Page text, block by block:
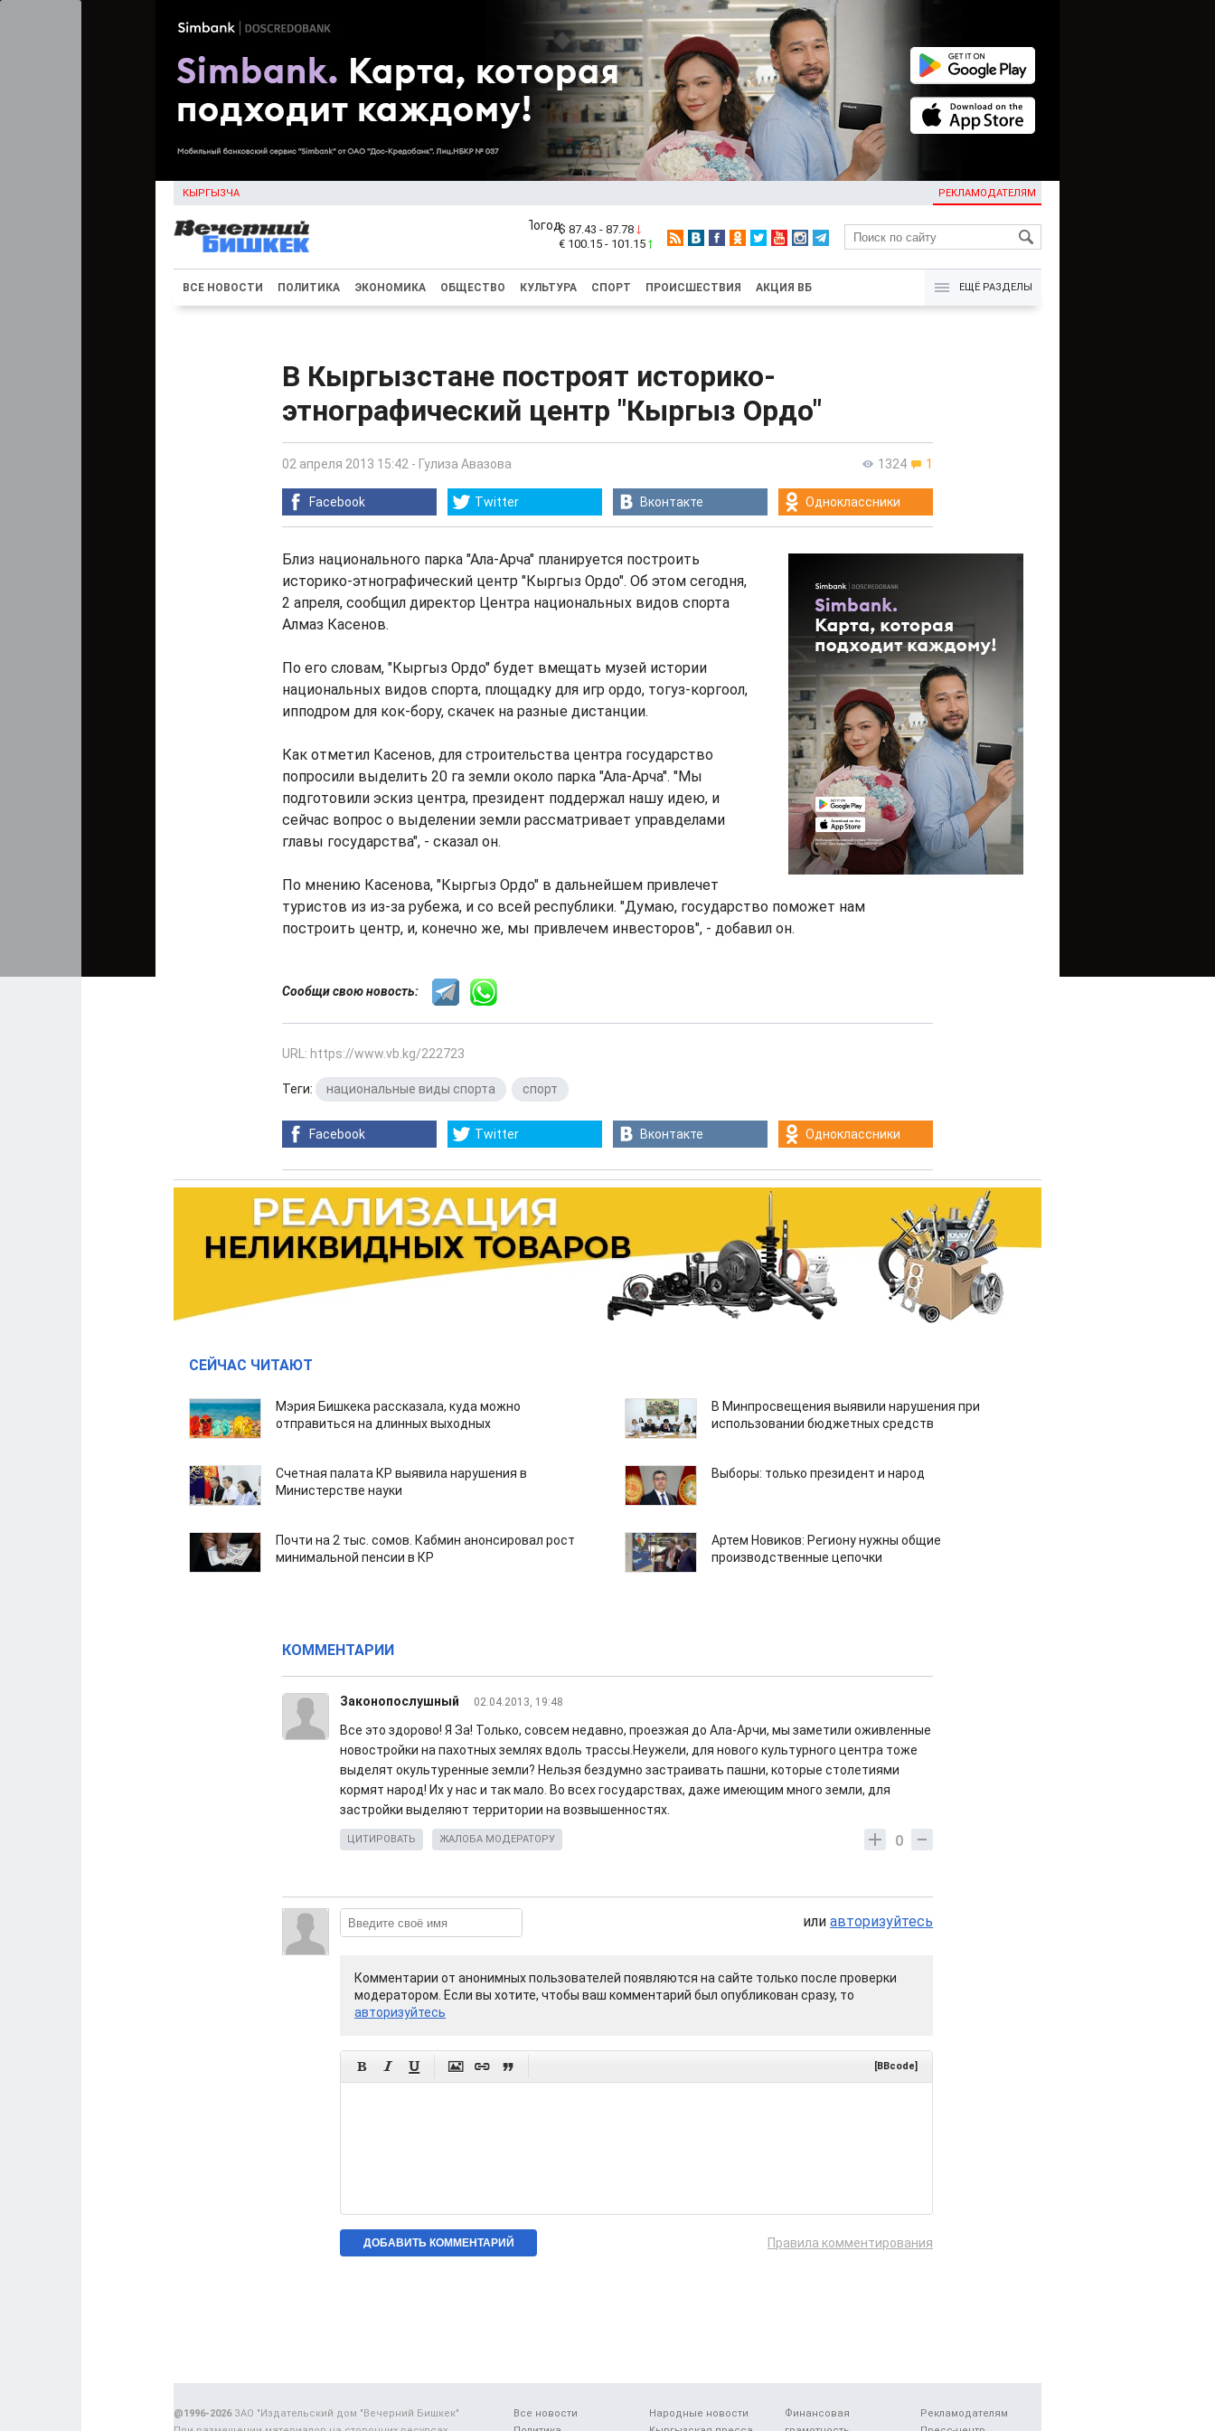
КЫРГЫЗЧА РЕКЛАМОДАТЕЛЯМ
KG
$ 87.43 - 87.78
€ 100.15 - 101.15
ВСЕ НОВОСТИ ПОЛИТИКА ЭКОНОМИКА ОБЩЕСТВО КУЛЬТУРА СПОРТ ПРОИСШЕСТВИЯ АКЦИЯ ВБ ЕЩЁ РАЗДЕЛЫ
В Кыргызстане построят историко-
этнографический центр "Кыргыз Ордо"
1324 1
02 апреля 2013 15:42 - Гулиза Авазова
Facebook Twitter Вконтакте Одноклассники
Близ национального парка "Ала-Арча" планируется построить
историко-этнографический центр "Кыргыз Ордо". Об этом сегодня,
2 апреля, сообщил директор Центра национальных видов спорта
Алмаз Касенов.
По его словам, "Кыргыз Ордо" будет вмещать музей истории
национальных видов спорта, площадку для игр ордо, тогуз-коргоол,
ипподром для кок-бору, скачек на разные дистанции.
Как отметил Касенов, для строительства центра государство
попросили выделить 20 га земли около парка "Ала-Арча". "Мы
подготовили эскиз центра, президент поддержал нашу идею, и
сейчас вопрос о выделении земли рассматривает управделами
главы государства", - сказал он.
По мнению Касенова, "Кыргыз Ордо" в дальнейшем привлечет
туристов из из-за рубежа, и со всей республики. "Думаю, государство поможет нам
построить центр, и, конечно же, мы привлечем инвесторов", - добавил он.
Сообщи свою новость:
URL: https://www.vb.kg/222723
Теги: национальные виды спорта спорт
Facebook Twitter Вконтакте Одноклассники
СЕЙЧАС ЧИТАЮТ
Мэрия Бишкека рассказала, куда можно
отправиться на длинных выходных
В Минпросвещения выявили нарушения при
использовании бюджетных средств
Счетная палата КР выявила нарушения в
Министерстве науки
Выборы: только президент и народ
Почти на 2 тыс. сомов. Кабмин анонсировал рост
минимальной пенсии в КР
Артем Новиков: Региону нужны общие
производственные цепочки
КОММЕНТАРИИ
Законопослушный 02.04.2013, 19:48
Все это здорово! Я За! Только, совсем недавно, проезжая до Ала-Арчи, мы заметили оживленные
новостройки на пахотных землях вдоль трассы.Неужели, для нового культурного центра тоже
выделят окультуренные земли? Нельзя бездумно застраивать пашни, которые столетиями
кормят народ! Их у нас и так мало. Во всех государствах, даже имеющим много земли, для
застройки выделяют территории на возвышенностях.
0
ЦИТИРОВАТЬ ЖАЛОБА МОДЕРАТОРУ
или авторизуйтесь
Комментарии от анонимных пользователей появляются на сайте только после проверки
модератором. Если вы хотите, чтобы ваш комментарий был опубликован сразу, то
авторизуйтесь
      [BBcode]
Правила комментирования
Все новости
Народные новости
Финансовая
Рекламодателям
@1996-2026ЗАО "Издательский дом "Вечерний Бишкек"